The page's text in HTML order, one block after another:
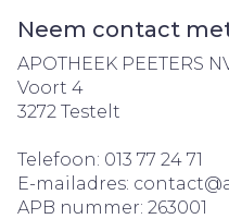
Neem contact
APOTHEEK PEETERS
Voort 4
3272 Testelt
Telefoon: 013 77 24 71
E-mailadres: contact@
APB nummer: 263001